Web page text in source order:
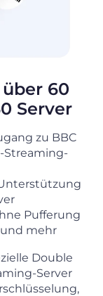
60
Server
zu BBC
Streaming-
Pufferung
und mehr
Double
Server